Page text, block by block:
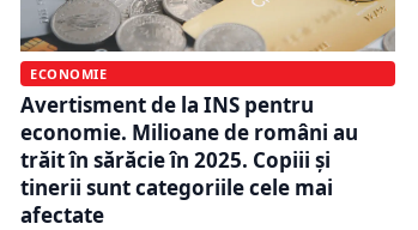
ECONOMIE
Avertisment de la INS pentru
economie. Milioane de români au
trăit în sărăcie în 2025. Copiii și
tinerii sunt categoriile cele mai
afectate